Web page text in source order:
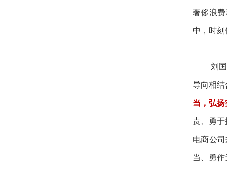
奢侈浪
中，时
刘
导向相
当，弘
责、勇
电商公
当、勇